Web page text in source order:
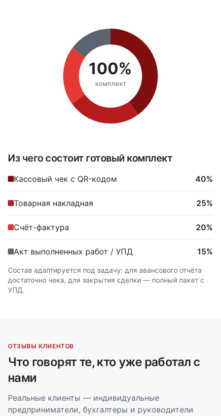
100%
комплект
Из чего состоит готовый комплект
Кассовый чек с QR-кодом 40%
Товарная накладная 25%
Счёт-фактура 20%
Акт выполненных работ / УПД 15%
Состав адаптируется под задачу: для авансового отчёта
достаточно чека, для закрытия сделки — полный пакет с
УПД.
ОТЗЫВЫ КЛИЕНТОВ
Что говорят те, кто уже работал с
нами
Реальные клиенты — индивидуальные
предприниматели, бухгалтеры и руководители